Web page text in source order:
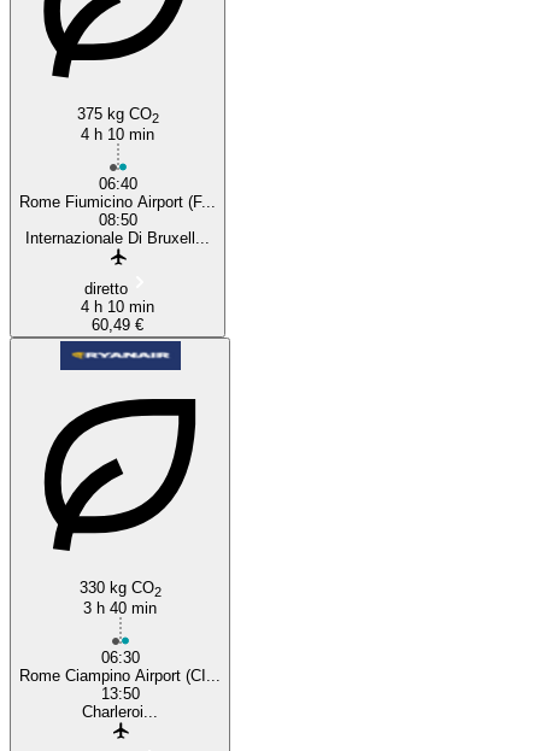
375 kg CO2
4 h 10 min
06:40
Rome Fiumicino Airport (F...
08:50
Internazionale Di Bruxell...
diretto
4 h 10 min
60,49 €
330 kg CO2
3 h 40 min
06:30
Rome Ciampino Airport (CI...
13:50
Charleroi...